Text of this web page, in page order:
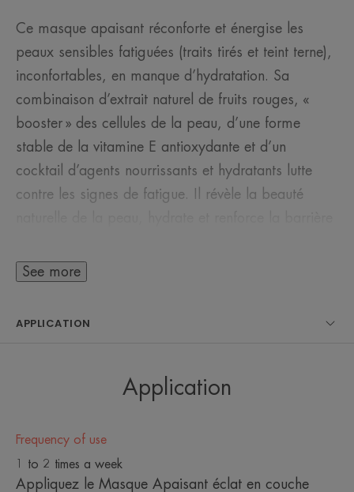
Ce masque apaisant réconforte et énergise les
peaux sensibles fatiguées (traits tirés et teint terne),
inconfortables, en manque d’hydratation. Sa
combinaison d’extrait naturel de fruits rouges, «
booster » des cellules de la peau, d’une forme
stable de la vitamine E antioxydante et d’un
cocktail d’agents nourrissants et hydratants lutte
contre les signes de fatigue. Il révèle la beauté
adoucissante, complète ce soin protecteur qui
Un soin enveloppant riche en Eau Thermale d’Avène
Benefits
See more
APPLICATION
Application
Frequency of use
1 to 2 times a week
Appliquez le Masque Apaisant éclat en couche